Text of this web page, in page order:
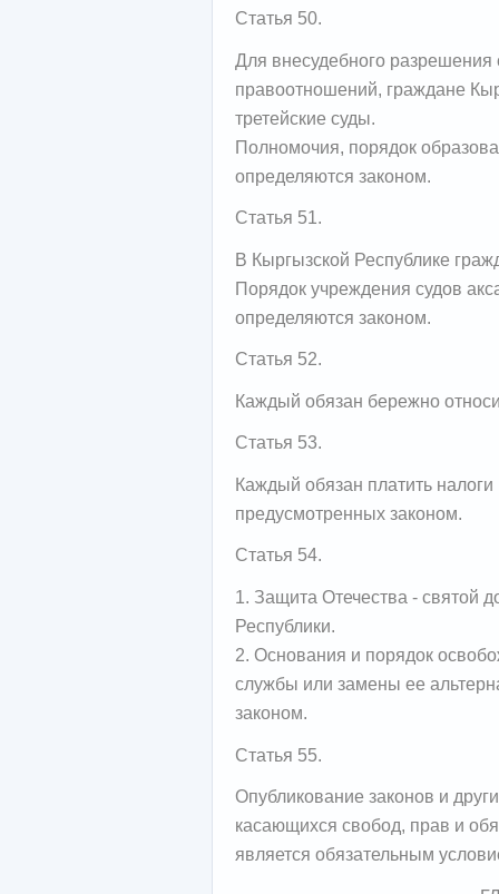
Статья 50.
Для внесудебного
правоотношений, граждане
третейские суды.
Полномочия, порядок
определяются законом.
Статья 51.
В Кыргызской Республике
Порядок учреждения судов
определяются законом.
Статья 52.
Каждый обязан бережно
Статья 53.
Каждый обязан платить
предусмотренных законом.
Статья 54.
1. Защита Отечества - святой
Республики.
2. Основания и порядок
службы или замены ее
законом.
Статья 55.
Опубликование законов и
касающихся свобод, прав и
является обязательным